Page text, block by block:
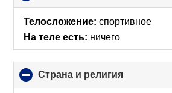
to
collapse
Телосложение: спортивное
На теле есть: ничего
Страна и религия
to